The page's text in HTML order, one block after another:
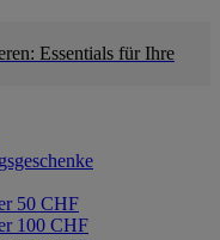
Essentials für Ihre
50 CHF
100 CHF